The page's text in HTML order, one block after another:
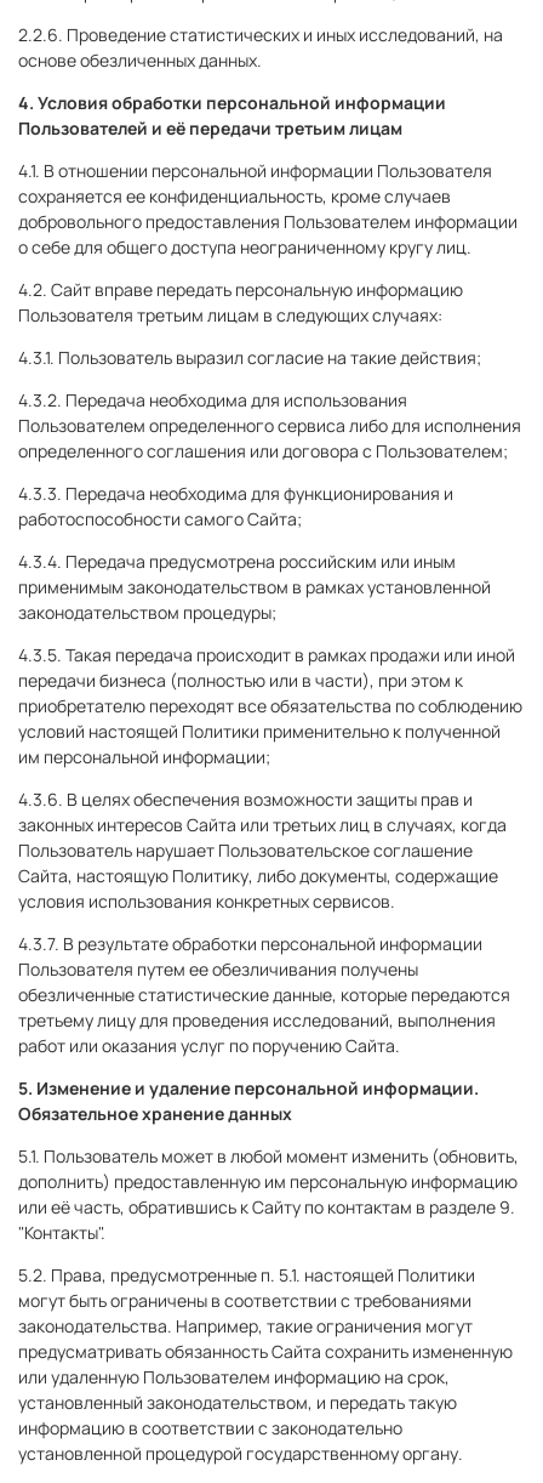
2.2.6. Проведение статистических и иных исследований, на
основе обезличенных данных.
4. Условия обработки персональной информации
Пользователей и её передачи третьим лицам
4.1. В отношении персональной информации Пользователя
сохраняется ее конфиденциальность, кроме случаев
добровольного предоставления Пользователем информации
о себе для общего доступа неограниченному кругу лиц.
4.2. Сайт вправе передать персональную информацию
Пользователя третьим лицам в следующих случаях:
4.3.1. Пользователь выразил согласие на такие действия;
4.3.2. Передача необходима для использования
Пользователем определенного сервиса либо для исполнения
определенного соглашения или договора с Пользователем;
4.3.3. Передача необходима для функционирования и
работоспособности самого Сайта;
4.3.4. Передача предусмотрена российским или иным
применимым законодательством в рамках установленной
законодательством процедуры;
4.3.5. Такая передача происходит в рамках продажи или иной
передачи бизнеса (полностью или в части), при этом к
приобретателю переходят все обязательства по соблюдению
условий настоящей Политики применительно к полученной
им персональной информации;
4.3.6. В целях обеспечения возможности защиты прав и
законных интересов Сайта или третьих лиц в случаях, когда
Пользователь нарушает Пользовательское соглашение
Сайта, настоящую Политику, либо документы, содержащие
условия использования конкретных сервисов.
4.3.7. В результате обработки персональной информации
Пользователя путем ее обезличивания получены
обезличенные статистические данные, которые передаются
третьему лицу для проведения исследований, выполнения
работ или оказания услуг по поручению Сайта.
5. Изменение и удаление персональной информации.
Обязательное хранение данных
5.1. Пользователь может в любой момент изменить (обновить,
дополнить) предоставленную им персональную информацию
или её часть, обратившись к Сайту по контактам в разделе 9.
"Контакты".
5.2. Права, предусмотренные п. 5.1. настоящей Политики
могут быть ограничены в соответствии с требованиями
законодательства. Например, такие ограничения могут
предусматривать обязанность Сайта сохранить измененную
или удаленную Пользователем информацию на срок,
установленный законодательством, и передать такую
информацию в соответствии с законодательно
установленной процедурой государственному органу.